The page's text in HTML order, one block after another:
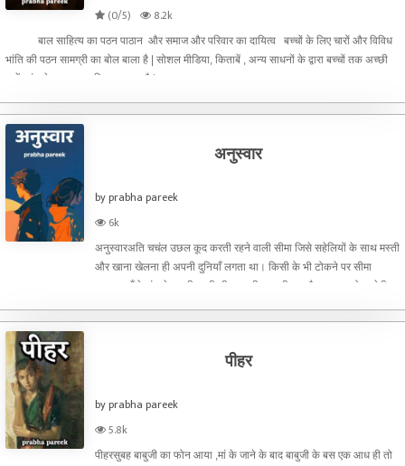
(0/5)
8.2k
बाल साहित्य का पठन पाठान और समाज और परिवार का दायित्व बच्चों के लिए चारों और विविध
भांति की पठन सामग्री का बोल बाला है | सोशल मीडिया, किताबें , अन्य साधनों के द्वारा बच्चों तक अच्छी
बातें पहुंचाने का प्रयास किया जा रहा है | समाज का हर वयस्क
अनुस्वार
by prabha pareek
6k
अनुस्वारअति चचंल उछल कूद करती रहने वाली सीमा जिसे सहेलियों के साथ मस्ती
और खाना खेलना ही अपनी दुनियाँ लगता था। किसी के भी टोकने पर सीमा
अकसर माँ के मुंह से सुनती रहती थी.... अभी उम्र ही क्या है समझदार हो जायेगी।
पीहर
by prabha pareek
5.8k
पीहरसुबह बाबुजी का फोन आया ,मां के जाने के बाद बाबुजी के बस एक आध ही तो